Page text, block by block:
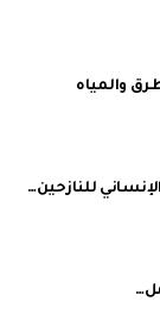
والمياه
للنازحين…